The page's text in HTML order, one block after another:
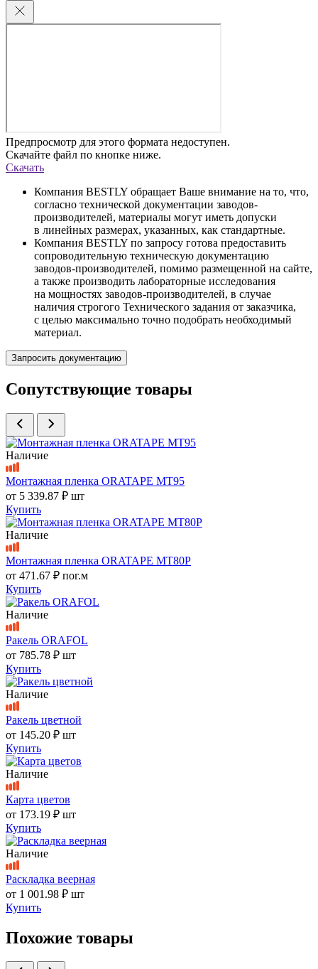
Предпросмотр для этого формата недоступен.
Скачайте файл по кнопке ниже.
Скачать
Компания BESTLY обращает Ваше внимание на то, что,
согласно технической документации заводов-
производителей, материалы могут иметь допуски
в линейных размерах, указанных, как стандартные.
Компания BESTLY по запросу готова предоставить
сопроводительную техническую документацию
заводов-производителей, помимо размещенной на сайте,
а также производить лабораторные исследования
на мощностях заводов-производителей, в случае
наличия строгого Технического задания от заказчика,
с целью максимально точно подобрать необходимый
материал.
Запросить документацию
Сопутствующие товары
Наличие
Монтажная пленка ORATAPE MT95
от 5 339.87 ₽ шт
Купить
Наличие
Монтажная пленка ORATAPE MT80P
от 471.67 ₽ пог.м
Купить
Наличие
Ракель ORAFOL
от 785.78 ₽ шт
Купить
Наличие
Ракель цветной
от 145.20 ₽ шт
Купить
Наличие
Карта цветов
от 173.19 ₽ шт
Купить
Наличие
Раскладка веерная
от 1 001.98 ₽ шт
Купить
Похожие товары